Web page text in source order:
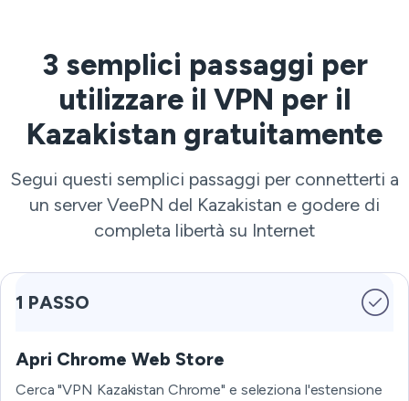
3 semplici passaggi per
utilizzare il VPN per il
Kazakistan gratuitamente
Segui questi semplici passaggi per connetterti a
un server VeePN del Kazakistan e godere di
completa libertà su Internet
1 PASSO
Apri Chrome Web Store
Cerca "VPN Kazakistan Chrome" e seleziona l'estensione